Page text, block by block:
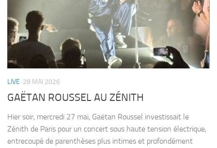
LIVE 28 MAI 2026
GAËTAN ROUSSEL AU ZÉNITH
Hier soir, mercredi 27 mai, Gaëtan Roussel investissait le
Zénith de Paris pour un concert sous haute tension électrique,
entrecoupé de parenthèses plus intimes et profondément